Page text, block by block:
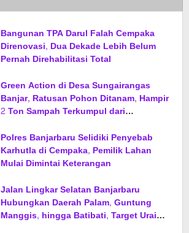
Bangunan TPA Darul Falah Cempaka
Direnovasi, Dua Dekade Lebih Belum
Pernah Direhabilitasi Total
Green Action di Desa Sungairangas
Banjar, Ratusan Pohon Ditanam, Hampir
2 Ton Sampah Terkumpul dari
Polres Banjarbaru Selidiki Penyebab
Karhutla di Cempaka, Pemilik Lahan
Mulai Dimintai Keterangan
Jalan Lingkar Selatan Banjarbaru
Hubungkan Daerah Palam, Guntung
Manggis, hingga Batibati, Target Urai